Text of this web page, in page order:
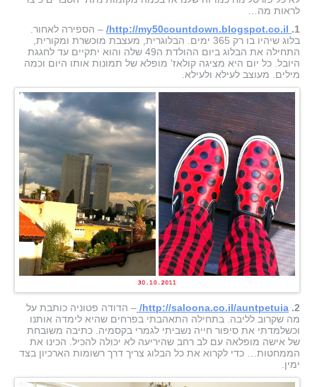
לראות מה…
1.
– הספירה לאחור.
בלוג שיהיו בו רק 365 ימים. הבלוגרית, מעצבת מוכשרת ומקורית,
התחילה את הבלוג ביום ההולדת ה49 שלה והוא יתקיים עד לחגגת
היובל. כל יום היא מציגה קולאז' מופלא של תמונות אותו היום וכמה
מילים. מעוצב לעילא ולעילא.
2.
http://saloona.co.il/auntpetuia/ – הדודה פטוניה כותבת על
מה שקרוב לליבה. בתחילה התאהבתי בפרחים שהיא לימדה אותנו
וכשלמדתי את סיפור חייה נשביתי לגמרי בקסמיה. כתיבה משובחת
של אישה מופלאה עם לב רחב שהיריעה לא יכולה להכיל. הכינו את
הממחטות… כדי לקרוא את כל הבלוג צריך דרך רשומות הארכיון בצד
ימין.